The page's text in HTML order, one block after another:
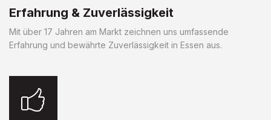
Erfahrung & Zuverlässigkeit
Mit über 17 Jahren am Markt zeichnen uns umfassende
Erfahrung und bewährte Zuverlässigkeit in Essen aus.